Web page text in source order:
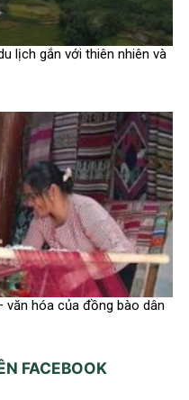
lịch gắn với thiên nhiên và
văn hóa của đồng bào dân
FACEBOOK